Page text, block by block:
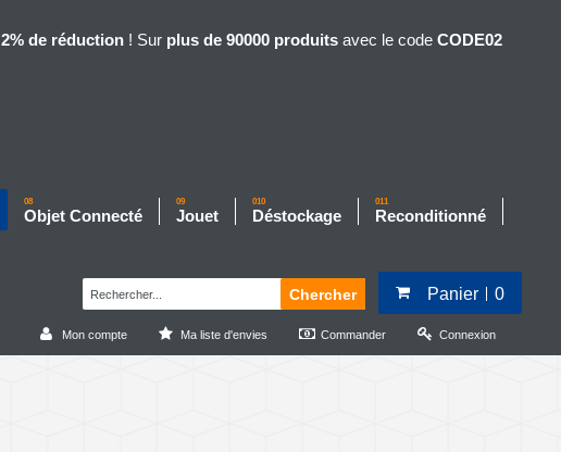
2% de réduction ! Sur plus de 90000 produits avec le code CODE02
08
Objet Connecté
09
Jouet
010
Déstockage
011
Reconditionné
Panier
0
Chercher
Mon compte Ma liste d'envies Commander Connexion